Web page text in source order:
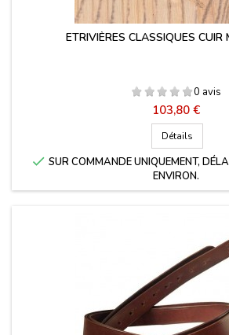
ETRIVIÈRES CLASSIQUES CUIR
0 avis
Prix
103,80 €
Détails
 SUR COMMANDE UNIQUEMENT,
ENVIRON.